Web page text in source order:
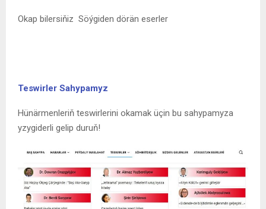
Okap bilersiňiz Söýgiden dörän eserler
Teswirler Sahypamyz
Hünärmenleriň teswirlerini okamak üçin bu sahypamyza
yzygiderli gelip duruň!